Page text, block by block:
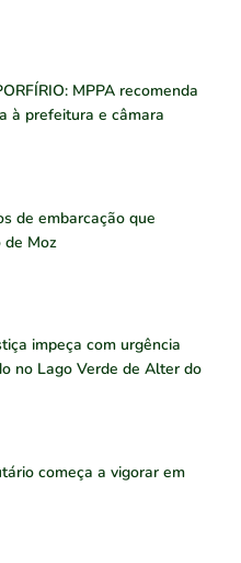
MPPA recomenda
à prefeitura e câmara
de embarcação que
Moz
impeça com urgência
no Lago Verde de Alter do
começa a vigorar em